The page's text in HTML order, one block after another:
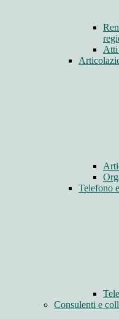
Atti
Telefono
Consulenti e